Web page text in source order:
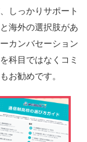
しっかりサポート
海外の選択肢があ
カンバセーション
科目ではなくコミ
お勧めです。